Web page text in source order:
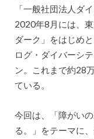
「一般社団法人ダ
2020年8月には、
ダーク」をはじめ
ログ・ダイバーシ
ン。これまで約28
ている。
今回は、「障がい
る。」をテーマに